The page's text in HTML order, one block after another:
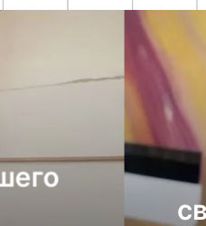
Как
своими